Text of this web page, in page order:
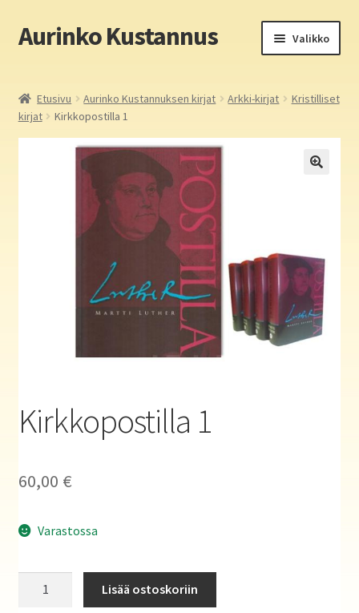
Siirry
navigointiin
Siirry
sisältöön
Aurinko Kustannus Valikko
Yritys
tason
valikko
Auringon kirja- ja paperipuodit verkossa
tason
Etusivu Aurinko Kustannuksen kirjat Arkki-kirjat
Kristilliset
kirjat
Kirkkopostilla 1
Kirkkopostilla 1
60,00 €
Varastossa
Lisää ostoskoriin